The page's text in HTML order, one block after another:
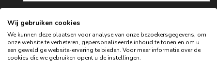
Wij gebruiken cookies
We kunnen deze plaatsen voor analyse van onze bezoekersgegevens, om
onze website te verbeteren, gepersonaliseerde inhoud te tonen en om u
een geweldige website-ervaring te bieden. Voor meer informatie over de
cookies die we gebruiken opent u de instellingen.